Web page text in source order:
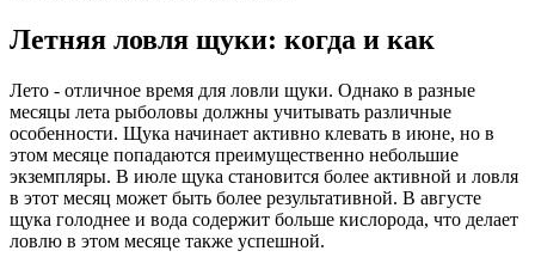
Летняя ловля щуки: когда и как
Лето - отличное время для ловли щуки. Однако в разные
месяцы лета рыболовы должны учитывать различные
особенности. Щука начинает активно клевать в июне, но в
этом месяце попадаются преимущественно небольшие
экземпляры. В июле щука становится более активной и ловля
в этот месяц может быть более результативной. В августе
щука голоднее и вода содержит больше кислорода, что делает
ловлю в этом месяце также успешной.